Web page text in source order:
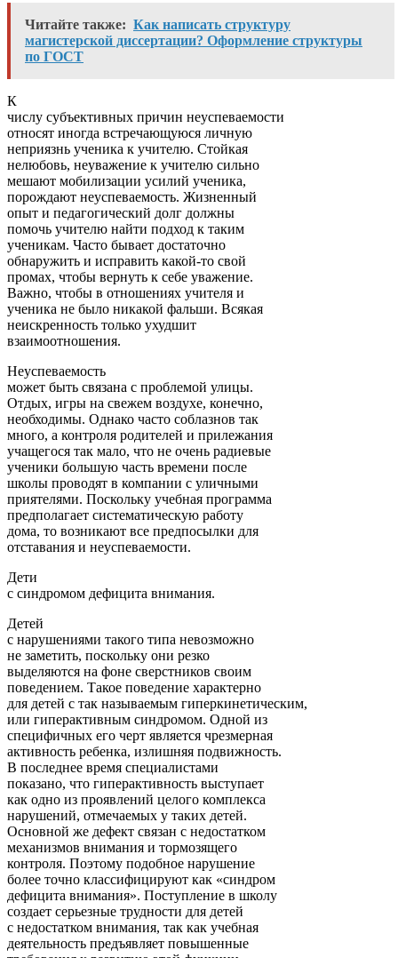
Читайте также: Как написать структуру
магистерской диссертации? Оформление структуры
по ГОСТ
К
числу субъективных причин неуспеваемости
относят иногда встречающуюся личную
неприязнь ученика к учителю. Стойкая
нелюбовь, неуважение к учителю сильно
мешают мобилизации усилий ученика,
порождают неуспеваемость. Жизненный
опыт и педагогический долг должны
помочь учителю найти подход к таким
ученикам. Часто бывает достаточно
обнаружить и исправить какой-то свой
промах, чтобы вернуть к себе уважение.
Важно, чтобы в отношениях учителя и
ученика не было никакой фальши. Всякая
неискренность только ухудшит
взаимоотношения.
Неуспеваемость
может быть связана с проблемой улицы.
Отдых, игры на свежем воздухе, конечно,
необходимы. Однако часто соблазнов так
много, а контроля родителей и прилежания
учащегося так мало, что не очень радиевые
ученики большую часть времени после
школы проводят в компании с уличными
приятелями. Поскольку учебная программа
предполагает систематическую работу
дома, то возникают все предпосылки для
отставания и неуспеваемости.
Дети
с синдромом дефицита внимания.
Детей
с нарушениями такого типа невозможно
не заметить, поскольку они резко
выделяются на фоне сверстников своим
поведением. Такое поведение характерно
для детей с так называемым гиперкинетическим,
или гиперактивным синдромом. Одной из
специфичных его черт является чрезмерная
активность ребенка, излишняя подвижность.
В последнее время специалистами
показано, что гиперактивность выступает
как одно из проявлений целого комплекса
нарушений, отмечаемых у таких детей.
Основной же дефект связан с недостатком
механизмов внимания и тормозящего
контроля. Поэтому подобное нарушение
более точно классифицируют как «синдром
дефицита внимания». Поступление в школу
создает серьезные трудности для детей
с недостатком внимания, так как учебная
деятельность предъявляет повышенные